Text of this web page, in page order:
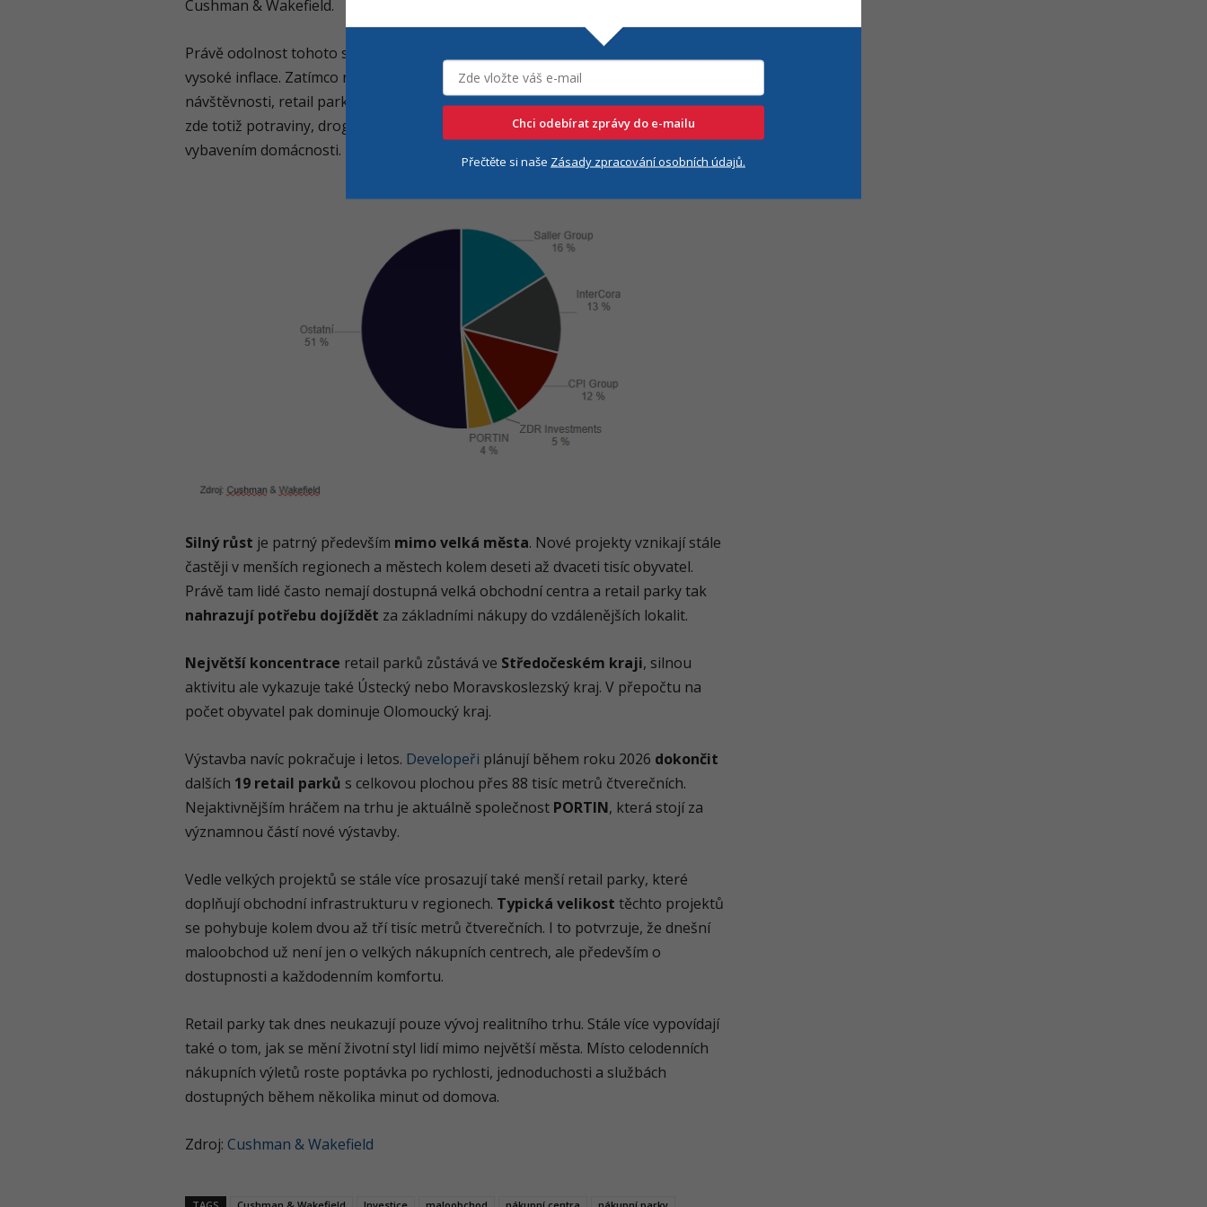
Cushman & Wakefield.
Právě odolnost tohoto segmentu se naplno ukázala během covidu i období
vysoké inflace. Zatímco některé části maloobchodu bojovaly s poklesem
návštěvnosti, retail parky těžily z orientace na běžné denní nákupy.Dominují
zde totiž potraviny, drogerie, lékárny, diskontní prodejny nebo obchody s
vybavením domácnosti.
Silný růst je patrný především mimo velká města. Nové projekty vznikají stále
častěji v menších regionech a městech kolem deseti až dvaceti tisíc obyvatel.
Právě tam lidé často nemají dostupná velká obchodní centra a retail parky tak
nahrazují potřebu dojíždět za základními nákupy do vzdálenějších lokalit.
Největší koncentrace retail parků zůstává ve Středočeském kraji, silnou
aktivitu ale vykazuje také Ústecký nebo Moravskoslezský kraj. V přepočtu na
počet obyvatel pak dominuje Olomoucký kraj.
Výstavba navíc pokračuje i letos. Developeři plánují během roku 2026 dokončit
dalších 19 retail parků s celkovou plochou přes 88 tisíc metrů čtverečních.
Nejaktivnějším hráčem na trhu je aktuálně společnost PORTIN, která stojí za
významnou částí nové výstavby.
Vedle velkých projektů se stále více prosazují také menší retail parky, které
doplňují obchodní infrastrukturu v regionech. Typická velikost těchto projektů
se pohybuje kolem dvou až tří tisíc metrů čtverečních. I to potvrzuje, že dnešní
maloobchod už není jen o velkých nákupních centrech, ale především o
dostupnosti a každodenním komfortu.
Retail parky tak dnes neukazují pouze vývoj realitního trhu. Stále více vypovídají
také o tom, jak se mění životní styl lidí mimo největší města. Místo celodenních
nákupních výletů roste poptávka po rychlosti, jednoduchosti a službách
dostupných během několika minut od domova.
Zdroj: Cushman & Wakefield
Chci odebírat zprávy do e-mailu
Přečtěte si naše Zásady zpracování osobních údajů.